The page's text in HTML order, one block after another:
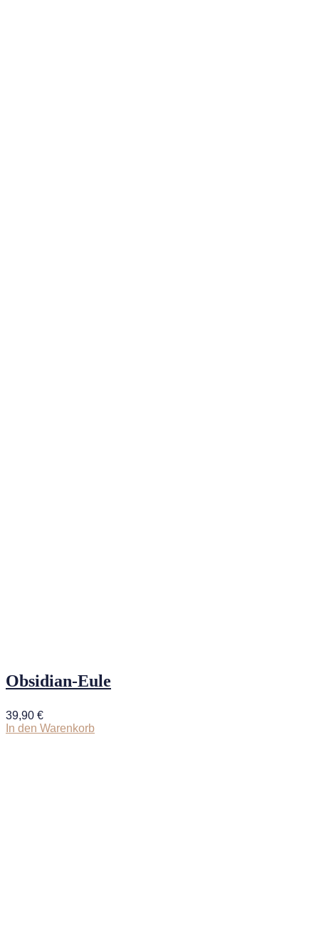
Obsidian-Eule
39,90 €
In den Warenkorb